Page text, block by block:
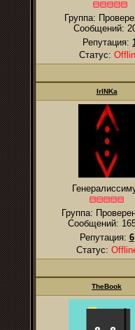
Группа:
Сообщений:
Репутация:
Статус:
IrINKa
Группа:
Сообщений:
Репутация: 6
Статус:
TheBook